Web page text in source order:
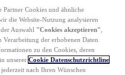
Partner Cookies und ähnliche
die Website-Nutzung analysieren
Auswahl "Cookies akzeptieren"
Verarbeitung der erhobenen Daten
zu den Cookies, deren
unserer Cookie Datenschutzrichtline
nach Ihren Wünschen